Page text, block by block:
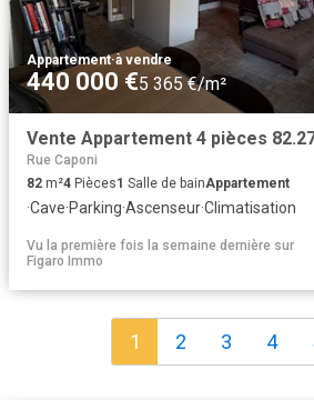
Appartement·à vendre
440 000 €5 365 €/m²
Vente Appartement 4 pièces
Rue Caponi
82 m²4 Pièces1 Salle de bainAppartement
·Cave·Parking·Ascenseur·Climatisation
Vu la première fois la semaine dernière sur
Figaro Immo
1 2 3 4